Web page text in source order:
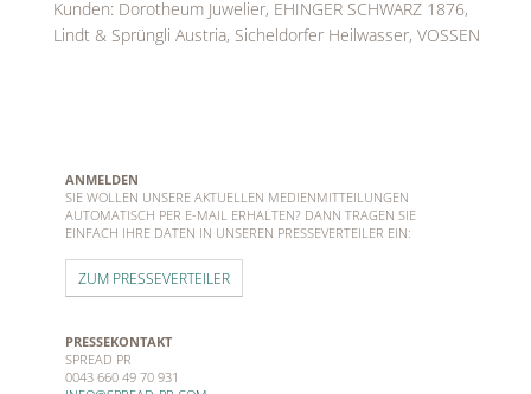
Kunden: Dorotheum Juwelier, EHINGER SCHWARZ 1876,
Lindt & Sprüngli Austria, Sicheldorfer Heilwasser, VOSSEN
ANMELDEN
SIE WOLLEN UNSERE AKTUELLEN MEDIENMITTEILUNGEN
AUTOMATISCH PER E-MAIL ERHALTEN? DANN TRAGEN SIE
EINFACH IHRE DATEN IN UNSEREN PRESSEVERTEILER EIN:
ZUM PRESSEVERTEILER
PRESSEKONTAKT
SPREAD PR
0043 660 49 70 931